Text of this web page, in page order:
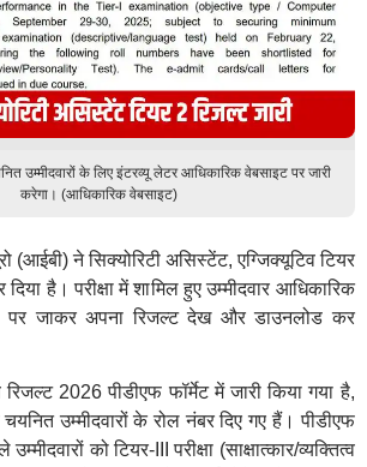
उम्मीदवारों के लिए इंटरव्यू लेटर आधिकारिक वेबसाइट पर जारी
करेगा। (आधिकारिक वेबसाइट)
(आईबी) ने सिक्योरिटी असिस्टेंट, एग्जिक्यूटिव टियर
है। परीक्षा में शामिल हुए उम्मीदवार आधिकारिक
पर जाकर अपना रिजल्ट देख और डाउनलोड कर
2026 पीडीएफ फॉर्मेट में जारी किया गया है,
चयनित उम्मीदवारों के रोल नंबर दिए गए हैं। पीडीएफ
को टियर-III परीक्षा (साक्षात्कार/व्यक्तित्व